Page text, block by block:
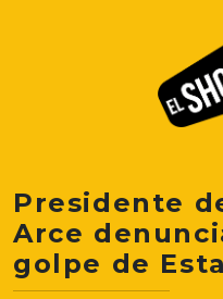
Presidente
Arce
golpe de